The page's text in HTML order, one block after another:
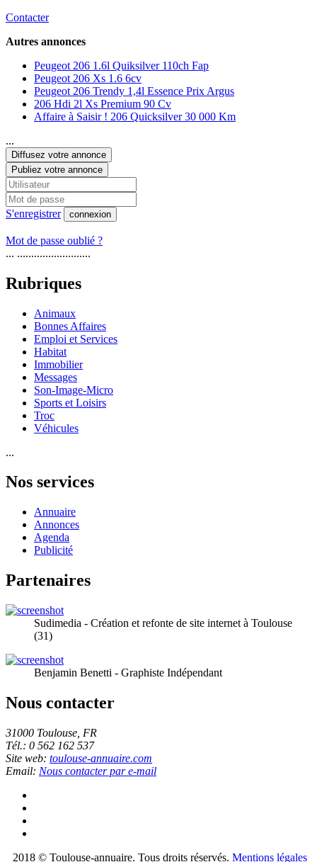
Contacter
Autres annonces
Peugeot 206 1.6l Quiksilver 110ch Fap
Peugeot 206 Xs 1.6 6cv
Peugeot 206 Trendy 1,4l Essence Prix Argus
206 Hdi 2l Xs Premium 90 Cv
Affaire à Saisir ! 206 Quicksilver 30 000 Km
...
Diffusez votre annonce
Publiez votre annonce
S'enregistrer connexion
Mot de passe oublié ?
... ..........................
Rubriques
Animaux
Bonnes Affaires
Emploi et Services
Habitat
Immobilier
Messages
Son-Image-Micro
Sports et Loisirs
Troc
Véhicules
...
Nos services
Annuaire
Annonces
Agenda
Publicité
Partenaires
Sudimedia - Création et refonte de site internet à Toulouse
(31)
Benjamin Benetti - Graphiste Indépendant
Nous contacter
31000 Toulouse, FR
Tél.: 0 562 162 537
Site web: toulouse-annuaire.com
Email: Nous contacter par e-mail
2018 © Toulouse-annuaire. Tous droits réservés. Mentions légales